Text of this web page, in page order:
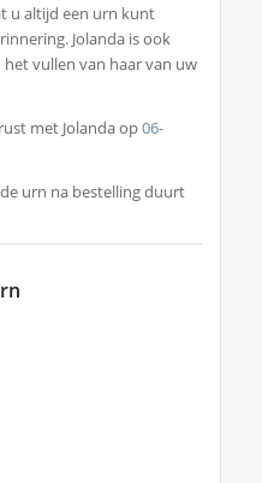
u altijd een urn kunt
Jolanda is ook
het vullen van haar van uw
met Jolanda op06-
urn na bestelling duurt